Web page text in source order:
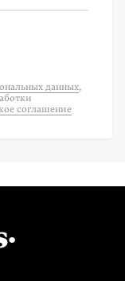
данных,
соглашение